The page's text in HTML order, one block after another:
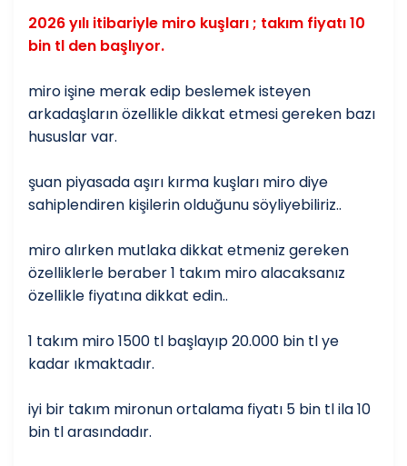
2026 yılı itibariyle miro kuşları ; takım fiyatı 10
bin tl den başlıyor.
miro işine merak edip beslemek isteyen
arkadaşların özellikle dikkat etmesi gereken bazı
hususlar var.
şuan piyasada aşırı kırma kuşları miro diye
sahiplendiren kişilerin olduğunu söyliyebiliriz..
miro alırken mutlaka dikkat etmeniz gereken
özelliklerle beraber 1 takım miro alacaksanız
özellikle fiyatına dikkat edin..
1 takım miro 1500 tl başlayıp 20.000 bin tl ye
kadar ıkmaktadır.
iyi bir takım mironun ortalama fiyatı 5 bin tl ila 10
bin tl arasındadır.